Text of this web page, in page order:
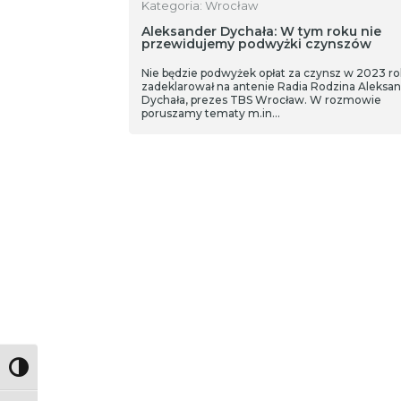
Toggle High Contrast
Kategoria: Wrocław
Aleksander Dychała: W tym roku nie
przewidujemy podwyżki czynszów
Nie będzie podwyżek opłat za czynsz w 2023
zadeklarował na antenie Radia Rodzina
Dychała, prezes TBS Wrocław. W rozmowie
poruszamy tematy m.in…